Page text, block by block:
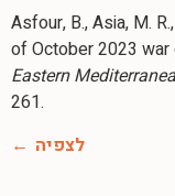
Asfour, B., Asia, M.
of October 2023 war
Eastern
לצפיה